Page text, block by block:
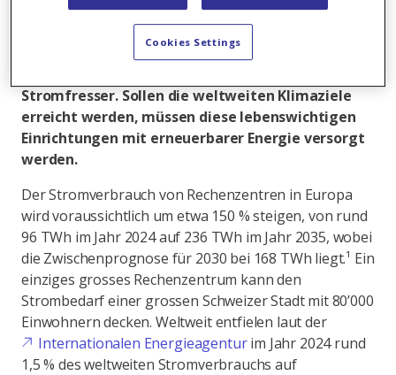
dar. Die Rechenzentren, die diese digitalen
Informationen speichern, verarbeiten und
verteilen, gehören zu den energieintensivsten
Stromfresser. Sollen die weltweiten Klimaziele
erreicht werden, müssen diese lebenswichtigen
Einrichtungen mit erneuerbarer Energie versorgt
werden.
Der Stromverbrauch von Rechenzentren in Europa
wird voraussichtlich um etwa 150 % steigen, von rund
96 TWh im Jahr 2024 auf 236 TWh im Jahr 2035, wobei
die Zwischenprognose für 2030 bei 168 TWh liegt.¹ Ein
einziges grosses Rechenzentrum kann den
Strombedarf einer grossen Schweizer Stadt mit 80’000
Einwohnern decken. Weltweit entfielen laut der
Internationalen Energieagenturim Jahr 2024 rund
1,5 % des weltweiten Stromverbrauchs auf
Cookies Settings